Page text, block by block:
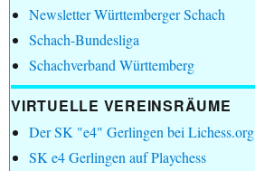
Newsletter Württemberger Schach
Schach-Bundesliga
Schachverband Württemberg
VIRTUELLE VEREINSRÄUME
Der SK "e4" Gerlingen bei Lichess.org
SK e4 Gerlingen auf Playchess